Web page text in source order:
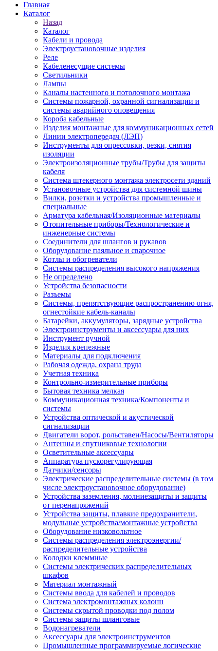
Главная
Каталог
Назад
Каталог
Кабели и провода
Электроустановочные изделия
Реле
Кабеленесущие системы
Светильники
Лампы
Каналы настенного и потолочного монтажа
Системы пожарной, охранной сигнализации и
системы аварийного оповещения
Короба кабельные
Изделия монтажные для коммуникационных сетей
Линии электропередач (ЛЭП)
Инструменты для опрессовки, резки, снятия
изоляции
Электроизоляционные трубы/Трубы для защиты
кабеля
Система штекерного монтажа электросети зданий
Установочные устройства для системной шины
Вилки, розетки и устройства промышленные и
специальные
Арматура кабельная/Изоляционные материалы
Отопительные приборы/Технологические и
инженерные системы
Соединители для шлангов и рукавов
Оборудование паяльное и сварочное
Котлы и обогреватели
Системы распределения высокого напряжения
Не определено
Устройства безопасности
Разъемы
Системы, препятствующие распространению огня,
огнестойкие кабель-каналы
Батарейки, аккумуляторы, зарядные устройства
Электроинструменты и аксессуары для них
Инструмент ручной
Изделия крепежные
Материалы для подключения
Рабочая одежда, охрана труда
Учетная техника
Контрольно-измерительные приборы
Бытовая техника мелкая
Коммуникационная техника/Компоненты и
системы
Устройства оптической и акустической
сигнализации
Двигатели ворот, рольставен/Насосы/Вентиляторы
Антенны и спутниковые технологии
Осветительные аксессуары
Аппаратура пускорегулирующая
Датчики/сенсоры
Электрические распределительные системы (в том
числе электроустановочное оборудование)
Устройства заземления, молниезащиты и защиты
от перенапряжений
Устройства защиты, плавкие предохранители,
модульные устройства/монтажные устройства
Оборудование низковольтное
Системы распределения электроэнергии/
распределительные устройства
Колодки клеммные
Системы электрических распределительных
шкафов
Материал монтажный
Системы ввода для кабелей и проводов
Система электромонтажных колонн
Системы скрытой проводки под полом
Системы защиты шланговые
Водонагреватели
Аксессуары для электроинструментов
Промышленные программируемые логические